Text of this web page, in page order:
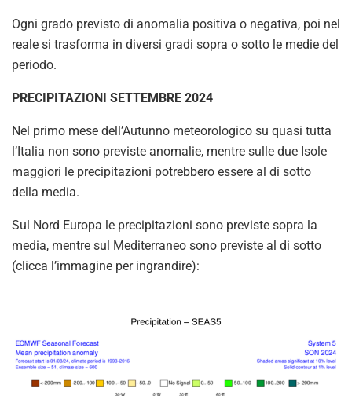
Ogni grado previsto di anomalia positiva o negativa, poi nel
reale si trasforma in diversi gradi sopra o sotto le medie del
periodo.
PRECIPITAZIONI SETTEMBRE 2024
Nel primo mese dell’Autunno meteorologico su quasi tutta
l’Italia non sono previste anomalie, mentre sulle due Isole
maggiori le precipitazioni potrebbero essere al di sotto
della media.
Sul Nord Europa le precipitazioni sono previste sopra la
media, mentre sul Mediterraneo sono previste al di sotto
(clicca l’immagine per ingrandire):